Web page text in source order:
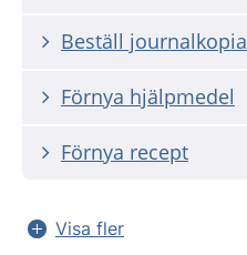
Beställ journalkopia
Förnya hjälpmedel
Förnya recept
Visa fler